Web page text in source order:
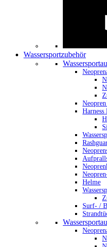
Wassersportzubehör
Harness
Helme
Surf- /